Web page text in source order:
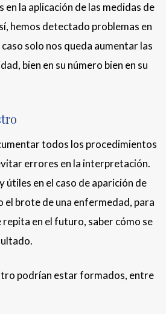
la aplicación de las medidas de
hemos detectado problemas en
solo nos queda aumentar las
bien en su número bien en su
todos los procedimientos
errores en la interpretación.
útiles en el caso de aparición de
el brote de una enfermedad, para
repita en el futuro, saber cómo se
podrían estar formados, entre